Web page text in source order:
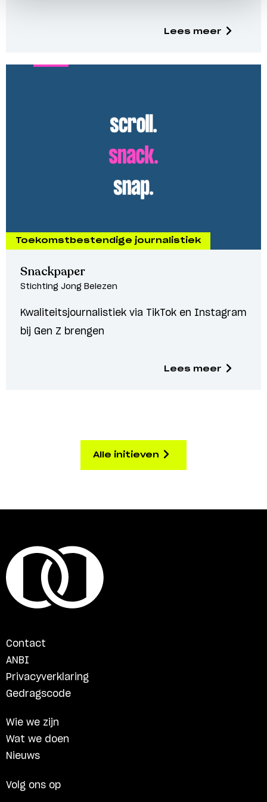
Lees meer
Toekomstbestendige journalistiek
Snackpaper
Stichting Jong Belezen
Kwaliteitsjournalistiek via TikTok en Instagram
bij Gen Z brengen
Lees meer
Alle initieven
Contact
ANBI
Privacyverklaring
Gedragscode
Wie we zijn
Wat we doen
Nieuws
Volg ons op